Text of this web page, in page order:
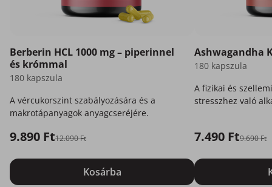
Berberin HCL 1000 mg – piperinnel
és krómmal
180 kapszula
A vércukorszint szabályozására és a
makrotápanyagok anyagcseréjére.
9.890 Ft12.090 Ft
Kosárba
Ashwagandha
180 kapszula
A fizikai és
stresszhez való
7.490 Ft9.690 Ft